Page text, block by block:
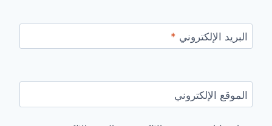
البريد الإلكتروني *
الموقع الإلكتروني